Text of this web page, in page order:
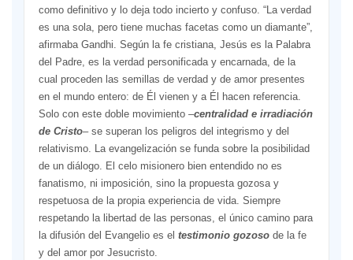
como definitivo y lo deja todo incierto y confuso. “La verdad
es una sola, pero tiene muchas facetas como un diamante”,
afirmaba Gandhi. Según la fe cristiana, Jesús es la Palabra
del Padre, es la verdad personificada y encarnada, de la
cual proceden las semillas de verdad y de amor presentes
en el mundo entero: de Él vienen y a Él hacen referencia.
Solo con este doble movimiento –centralidad e irradiación
de Cristo– se superan los peligros del integrismo y del
relativismo. La evangelización se funda sobre la posibilidad
de un diálogo. El celo misionero bien entendido no es
fanatismo, ni imposición, sino la propuesta gozosa y
respetuosa de la propia experiencia de vida. Siempre
respetando la libertad de las personas, el único camino para
la difusión del Evangelio es el testimonio gozoso de la fe
y del amor por Jesucristo.